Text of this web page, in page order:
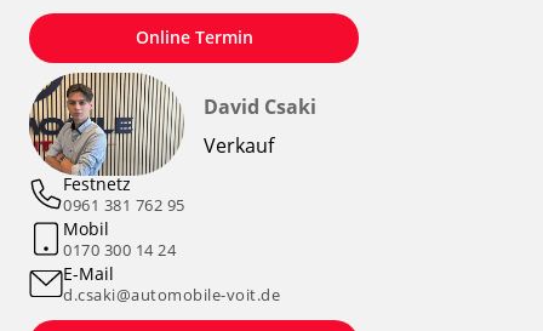
Online Termin
David Csaki
Verkauf
Festnetz
0961 381 762 95
Mobil
0170 300 14 24
E-Mail
d.csaki@automobile-voit.de